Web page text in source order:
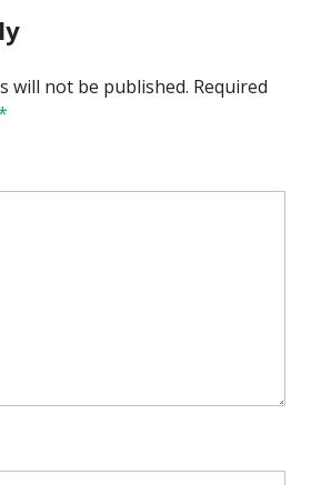
will not be published. Required